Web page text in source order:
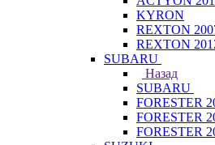
KYRON
REXTON
REXTON
SUBARU
Назад
SUBARU
FORESTER
FORESTER
FORESTER